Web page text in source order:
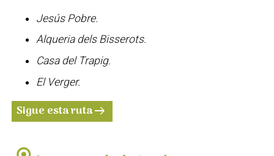
Jesús Pobre.
Alqueria dels Bisserots.
Casa del Trapig.
El Verger.
Sigue esta rutaarrow_right_alt